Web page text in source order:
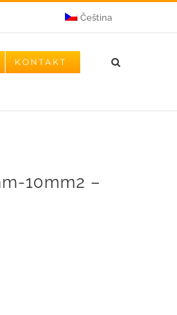
Čeština
KONTAKT
10mm2 –